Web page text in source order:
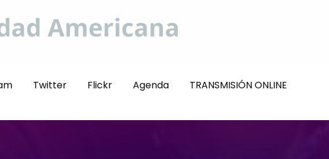
Twitter Flickr Agenda TRANSMISIÓN ONLINE